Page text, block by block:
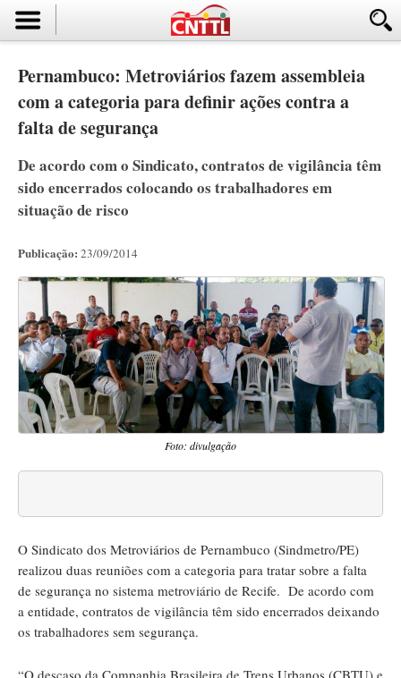
Pernambuco: Metroviários fazem assembleia
com a categoria para definir ações contra a
falta de segurança
De acordo com o Sindicato, contratos de vigilância têm
sido encerrados colocando os trabalhadores em
situação de risco
Publicação: 23/09/2014
Foto: divulgação
O Sindicato dos Metroviários de Pernambuco (Sindmetro/PE)
realizou duas reuniões com a categoria para tratar sobre a falta
de segurança no sistema metroviário de Recife. De acordo com
a entidade, contratos de vigilância têm sido encerrados deixando
os trabalhadores sem segurança.
“O descaso da Companhia Brasileira de Trens Urbanos (CBTU) e